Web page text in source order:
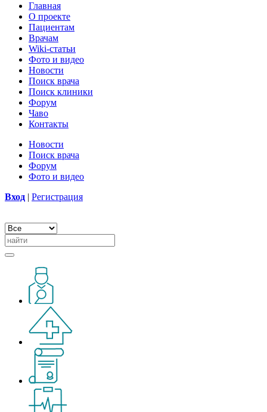
Главная
О проекте
Пациентам
Врачам
Wiki-статьи
Фото и видео
Новости
Поиск врача
Поиск клиники
Форум
Чаво
Контакты
Новости
Поиск врача
Форум
Фото и видео
Вход | Регистрация